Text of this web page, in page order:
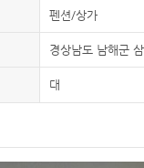
펜션/상가
경상남도 남해군
대